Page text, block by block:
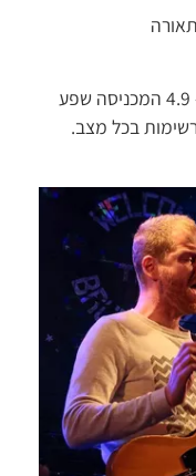
חיישן גדול ועדשה עם מפתח של f/2 ‏- 4.9 המכניסה שפע
בכל מצב.